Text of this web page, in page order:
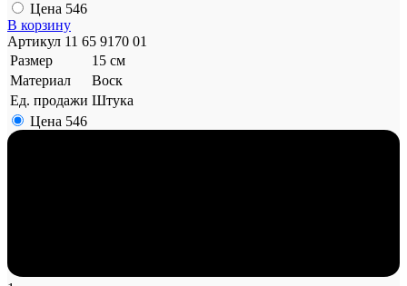
Цена 546
В корзину
Артикул 11 65 9170 01
Размер
15 см
Материал
Воск
Ед. продажи Штука
Цена 546